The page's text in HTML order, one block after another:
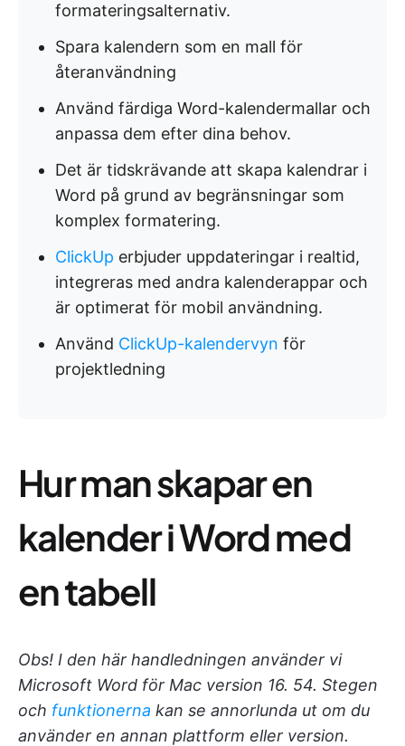
formateringsalternativ.
Spara kalendern som en mall för
återanvändning
Använd färdiga Word-kalendermallar och
anpassa dem efter dina behov.
Det är tidskrävande att skapa kalendrar i
Word på grund av begränsningar som
komplex formatering.
ClickUp erbjuder uppdateringar i realtid,
integreras med andra kalenderappar och
är optimerat för mobil användning.
Använd ClickUp-kalendervyn för
projektledning
Hur man skapar en
kalender i Word med
en tabell
Obs! I den här handledningen använder vi
Microsoft Word för Mac version 16. 54. Stegen
och funktionerna kan se annorlunda ut om du
använder en annan plattform eller version.